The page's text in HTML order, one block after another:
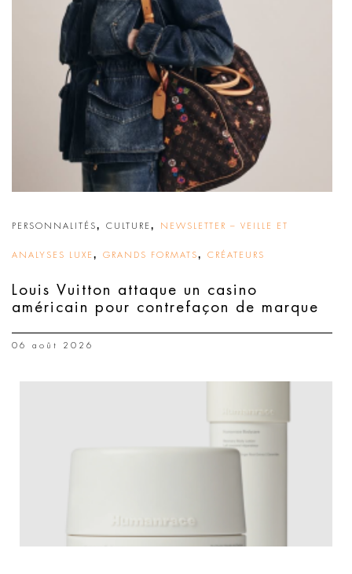
PERSONNALITÉS, CULTURE , NEWSLETTER – VEILLE ET
ANALYSES LUXE , GRANDS FORMATS, CRÉATEURS
Louis Vuitton attaque un casino
américain pour contrefaçon de marque
06 août 2026